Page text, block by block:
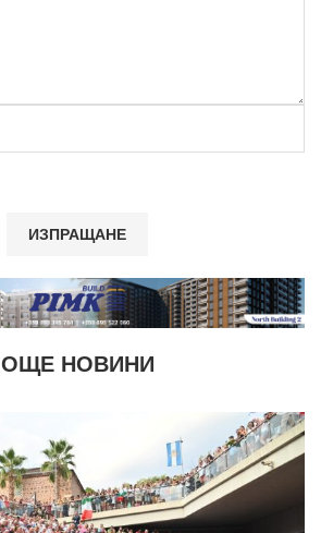
ОЩЕ НОВИНИ